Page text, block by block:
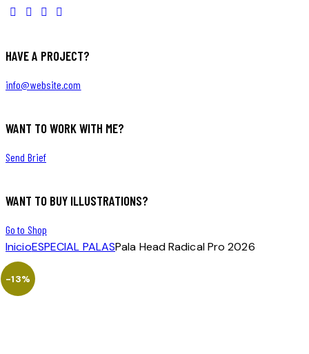
HAVE A PROJECT?
info@website.com
WANT TO WORK WITH ME?
Send Brief
WANT TO BUY ILLUSTRATIONS?
Go to Shop
InicioESPECIAL PALASPala Head Radical Pro 2026
-13%